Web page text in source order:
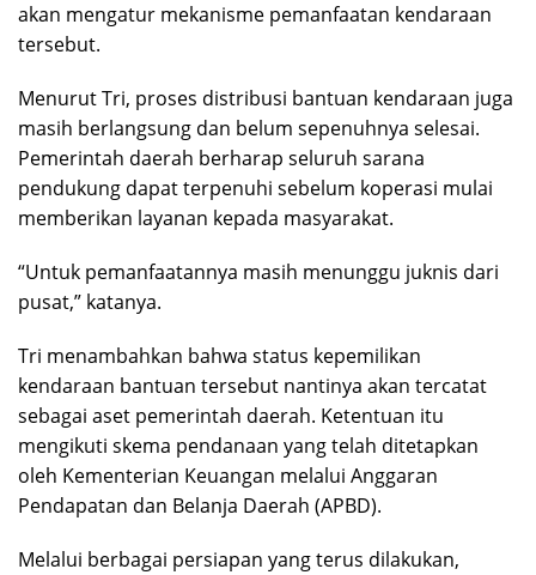
akan mengatur mekanisme pemanfaatan kendaraan
tersebut.
Menurut Tri, proses distribusi bantuan kendaraan juga
masih berlangsung dan belum sepenuhnya selesai.
Pemerintah daerah berharap seluruh sarana
pendukung dapat terpenuhi sebelum koperasi mulai
memberikan layanan kepada masyarakat.
“Untuk pemanfaatannya masih menunggu juknis dari
pusat,” katanya.
Tri menambahkan bahwa status kepemilikan
kendaraan bantuan tersebut nantinya akan tercatat
sebagai aset pemerintah daerah. Ketentuan itu
mengikuti skema pendanaan yang telah ditetapkan
oleh Kementerian Keuangan melalui Anggaran
Pendapatan dan Belanja Daerah (APBD).
Melalui berbagai persiapan yang terus dilakukan,